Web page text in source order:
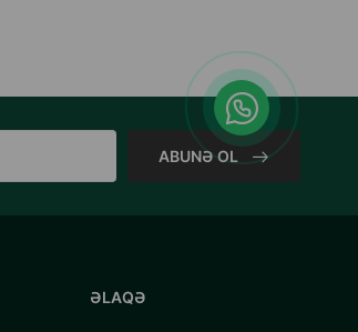
ABUNƏ OL
ƏLAQƏ